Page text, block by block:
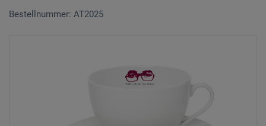
Bestellnummer: AT2025